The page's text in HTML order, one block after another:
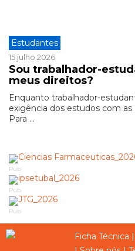
Estudantes
15 julho 2026
Sou trabalhador-
meus direitos?
Enquanto trabalhador-
exigência dos estudos com
Para ...
Pub
Pub
Pub
Ficha Técnica |